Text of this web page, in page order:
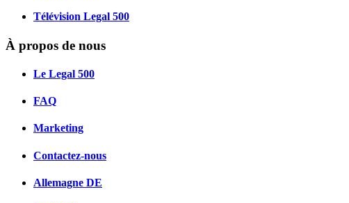
Télévision Legal 500
À propos de nous
Le Legal 500
FAQ
Marketing
Contactez-nous
Allemagne DE